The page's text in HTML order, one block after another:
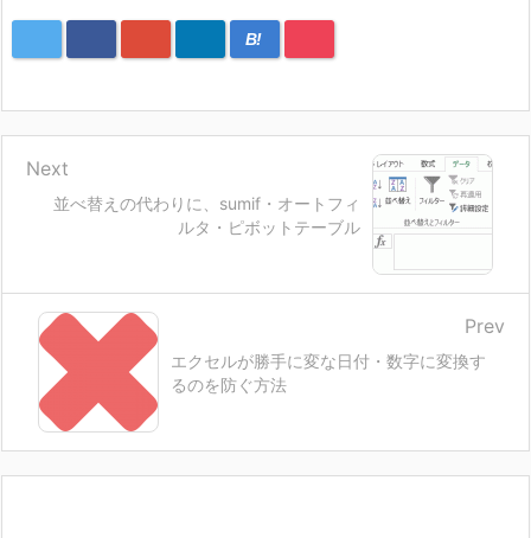
B!
並べ替えの代わりに、sumif・オートフィ
ルタ・ピボットテーブル
Next
エクセルが勝手に変な日付・数字に変換す
るのを防ぐ方法
Prev